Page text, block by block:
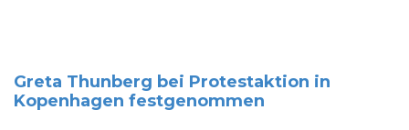
Greta Thunberg bei Protestaktion in
Kopenhagen festgenommen